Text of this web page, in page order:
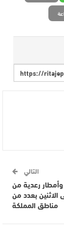
التالي
رعدية من
الاثنين بعدد من
مناطق المملكة